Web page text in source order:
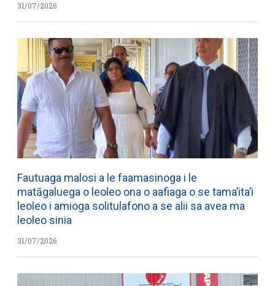
31/07/2026
Fautuaga malosi a le faamasinoga i le
matāgaluega o leoleo ona o aafiaga o se tama’ita’i
leoleo i amioga solitulafono a se alii sa avea ma
leoleo sinia
31/07/2026